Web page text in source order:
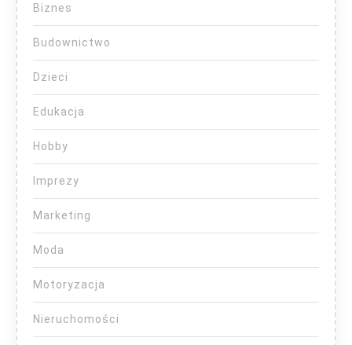
Biznes
Budownictwo
Dzieci
Edukacja
Hobby
Imprezy
Marketing
Moda
Motoryzacja
Nieruchomości